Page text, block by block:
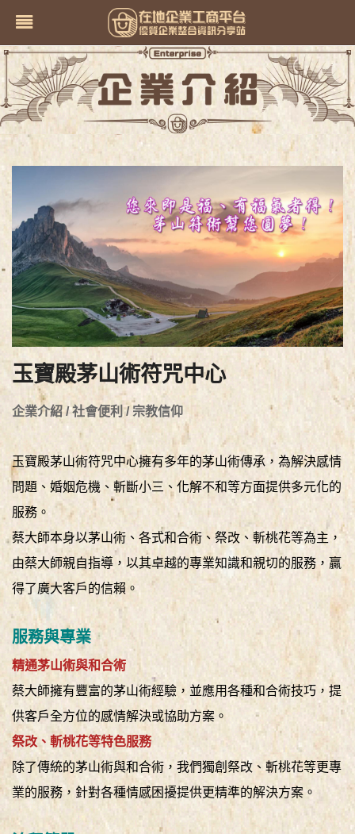
玉寶殿茅山術符咒中心
企業介紹 / 社會便利 / 宗教信仰
玉寶殿茅山術符咒中心擁有多年的茅山術傳承，為解決感情
問題、婚姻危機、斬斷小三、化解不和等方面提供多元化的
服務。
蔡大師本身以茅山術、各式和合術、祭改、斬桃花等為主，
由蔡大師親自指導，以其卓越的專業知識和親切的服務，贏
得了廣大客戶的信賴。
服務與專業
精通茅山術與和合術
蔡大師擁有豐富的茅山術經驗，並應用各種和合術技巧，提
供客戶全方位的感情解決或協助方案。
祭改、斬桃花等特色服務
除了傳統的茅山術與和合術，我們獨創祭改、斬桃花等更專
業的服務，針對各種情感困擾提供更精準的解決方案。